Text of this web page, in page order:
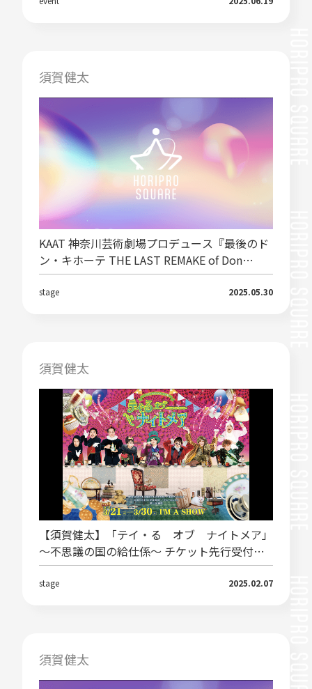
須賀健太
KAAT 神奈川芸術劇場プロデュース『最後のド
ン・キホーテ THE LAST REMAKE of Don
Quixote』出演決定！
stage 2025.05.30
須賀健太
【須賀健太】「テイ・る オブ ナイトメア」
～不思議の国の給仕係～ チケット先行受付決
定！
stage 2025.02.07
須賀健太